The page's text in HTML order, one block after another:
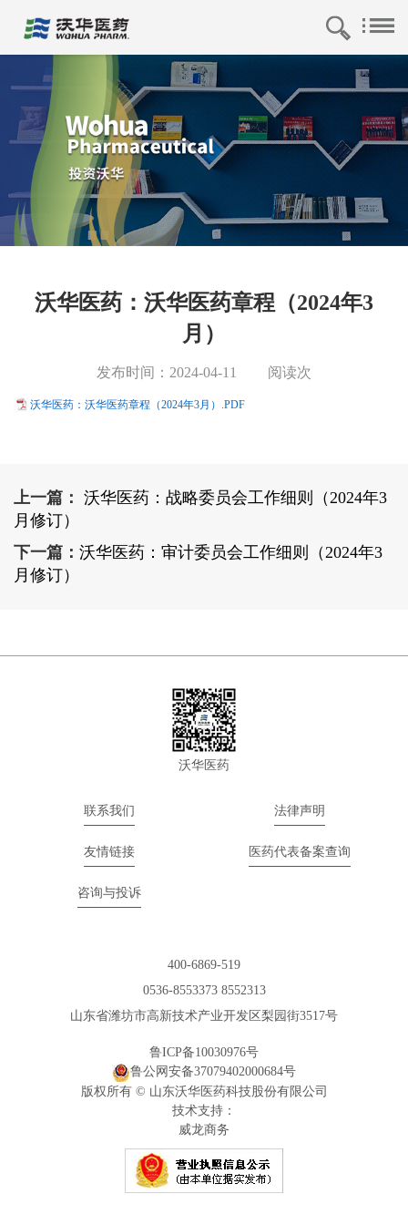
沃华医药：沃华医药章程（2024年3
月）
发布时间：2024-04-11 阅读次
沃华医药：沃华医药章程（2024年3月）.PDF
上一篇： 沃华医药：战略委员会工作细则（2024年3
月修订）
下一篇： 沃华医药：审计委员会工作细则（2024年3
月修订）
沃华医药
联系我们 法律声明
友情链接 医药代表备案查询
咨询与投诉
400-6869-519
0536-8553373 8552313
山东省潍坊市高新技术产业开发区梨园街3517号
鲁ICP备10030976号
鲁公网安备37079402000684号
版权所有 © 山东沃华医药科技股份有限公司
技术支持：
威龙商务